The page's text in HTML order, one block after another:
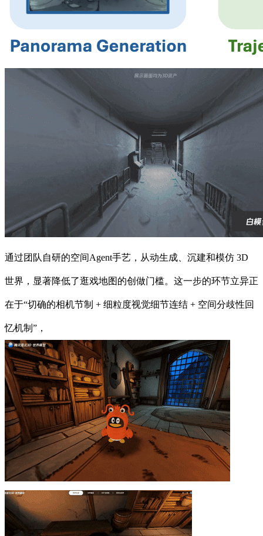
通过团队自研的空间Agent手艺，从动生成、沉建和模仿 3D
世界，显著降低了逛戏地图的创做门槛。这一步的环节立异正
在于“切确的相机节制 + 细粒度视觉细节连结 + 空间分歧性回
忆机制”，